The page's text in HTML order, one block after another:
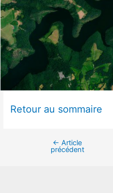
Retour au sommaire
Navigation
← Article
précédent